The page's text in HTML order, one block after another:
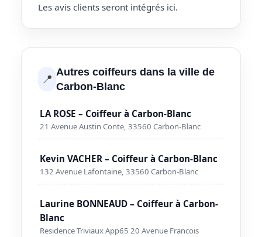
Les avis clients seront intégrés ici.
📍 Autres coiffeurs dans la ville de
Carbon-Blanc
LA ROSE – Coiffeur à Carbon-Blanc
21 Avenue Austin Conte, 33560 Carbon-Blanc
Kevin VACHER – Coiffeur à Carbon-Blanc
132 Avenue Lafontaine, 33560 Carbon-Blanc
Laurine BONNEAUD – Coiffeur à Carbon-
Blanc
Residence Triviaux App65 20 Avenue Francois